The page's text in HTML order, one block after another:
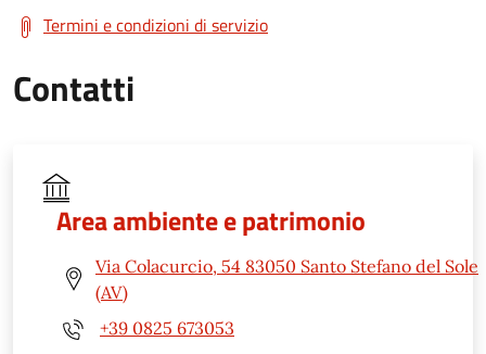
Termini e condizioni di servizio
Contatti
Area ambiente e patrimonio
Via Colacurcio, 54 83050 Santo Stefano del Sole
(AV)
+39 0825 673053